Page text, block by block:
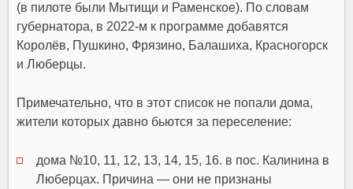
(в пилоте были Мытищи и Раменское). По словам
губернатора, в 2022-м к программе добавятся
Королёв, Пушкино, Фрязино, Балашиха, Красногорск
и Люберцы.
Примечательно, что в этот список не попали дома,
жители которых давно бьются за переселение:
дома №10, 11, 12, 13, 14, 15, 16. в пос. Калинина в
Люберцах. Причина — они не признаны